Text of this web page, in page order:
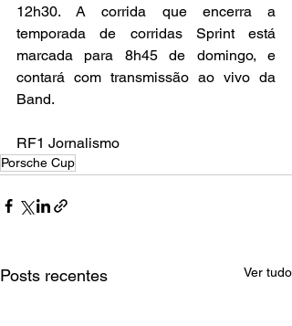
12h30. A corrida que encerra a
temporada de corridas Sprint está
marcada para 8h45 de domingo, e
contará com transmissão ao vivo da
Band.
RF1 Jornalismo
Porsche Cup
Posts recentes Ver tudo